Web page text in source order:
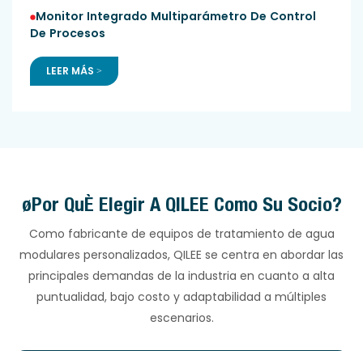
Monitor Integrado Multiparámetro De Control
De Procesos
LEER MÁS >
¿Por Qué Elegir A QILEE Como Su Socio?
Como fabricante de equipos de tratamiento de agua
modulares personalizados, QILEE se centra en abordar las
principales demandas de la industria en cuanto a alta
puntualidad, bajo costo y adaptabilidad a múltiples
escenarios.